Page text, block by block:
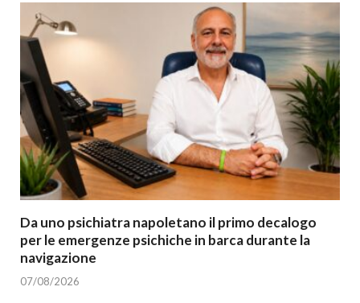
Da uno psichiatra napoletano il primo decalogo
per le emergenze psichiche in barca durante la
navigazione
07/08/2026